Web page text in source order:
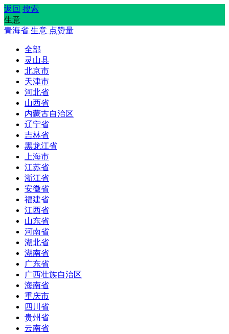
返回 搜索
生意
青海省 生意 点赞量
全部
灵山县
北京市
天津市
河北省
山西省
内蒙古自治区
辽宁省
吉林省
黑龙江省
上海市
江苏省
浙江省
安徽省
福建省
江西省
山东省
河南省
湖北省
湖南省
广东省
广西壮族自治区
海南省
重庆市
四川省
贵州省
云南省